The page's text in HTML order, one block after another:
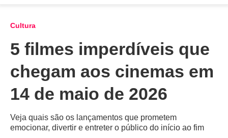
Cultura
5 filmes imperdíveis que
chegam aos cinemas em
14 de maio de 2026
Veja quais são os lançamentos que prometem
emocionar, divertir e entreter o público do início ao fim